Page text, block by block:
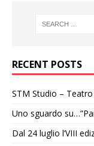
RECENT POSTS
STM Studio –
Uno sguardo
Dal 24 luglio l’VIII